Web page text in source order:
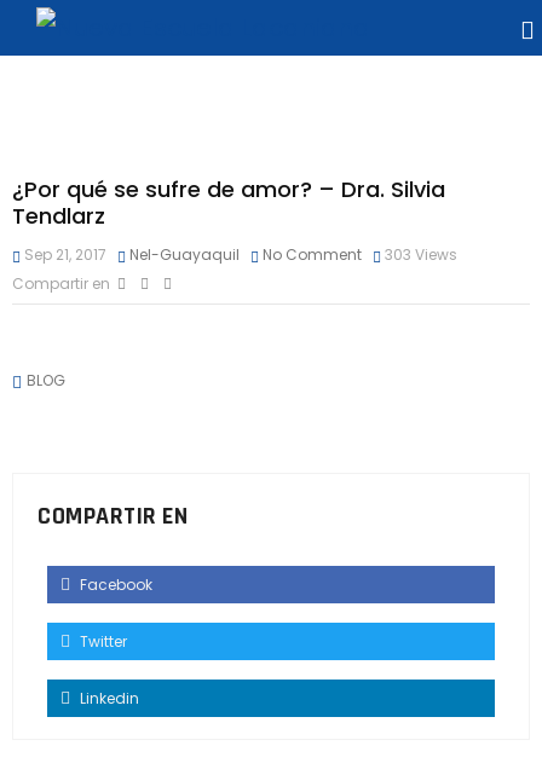
¿Por qué se sufre de amor? – Dra. Silvia
Tendlarz
Sep 21, 2017 Nel-Guayaquil No Comment 303 Views
Compartir en
BLOG
COMPARTIR EN
Facebook
Twitter
Linkedin